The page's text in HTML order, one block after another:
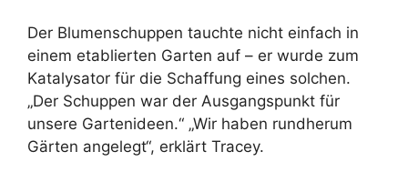
Der Blumenschuppen tauchte nicht einfach in
einem etablierten Garten auf – er wurde zum
Katalysator für die Schaffung eines solchen.
„Der Schuppen war der Ausgangspunkt für
unsere Gartenideen.“ „Wir haben rundherum
Gärten angelegt“, erklärt Tracey.